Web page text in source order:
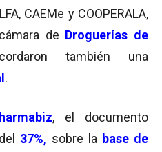
CAEMe y COOPERALA,
de Droguerías de
también una
.
, el documento
37%, sobre la base de